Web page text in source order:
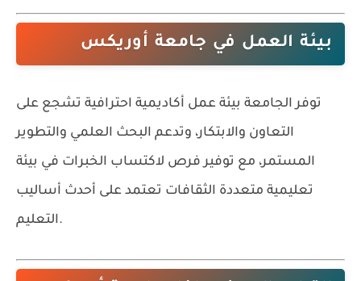
بيئة العمل في جامعة أوريكس
توفر الجامعة بيئة عمل أكاديمية احترافية تشجع على
التعاون والابتكار، وتدعم البحث العلمي والتطوير
المستمر، مع توفير فرص لاكتساب الخبرات في بيئة
تعليمية متعددة الثقافات تعتمد على أحدث أساليب
التعليم.